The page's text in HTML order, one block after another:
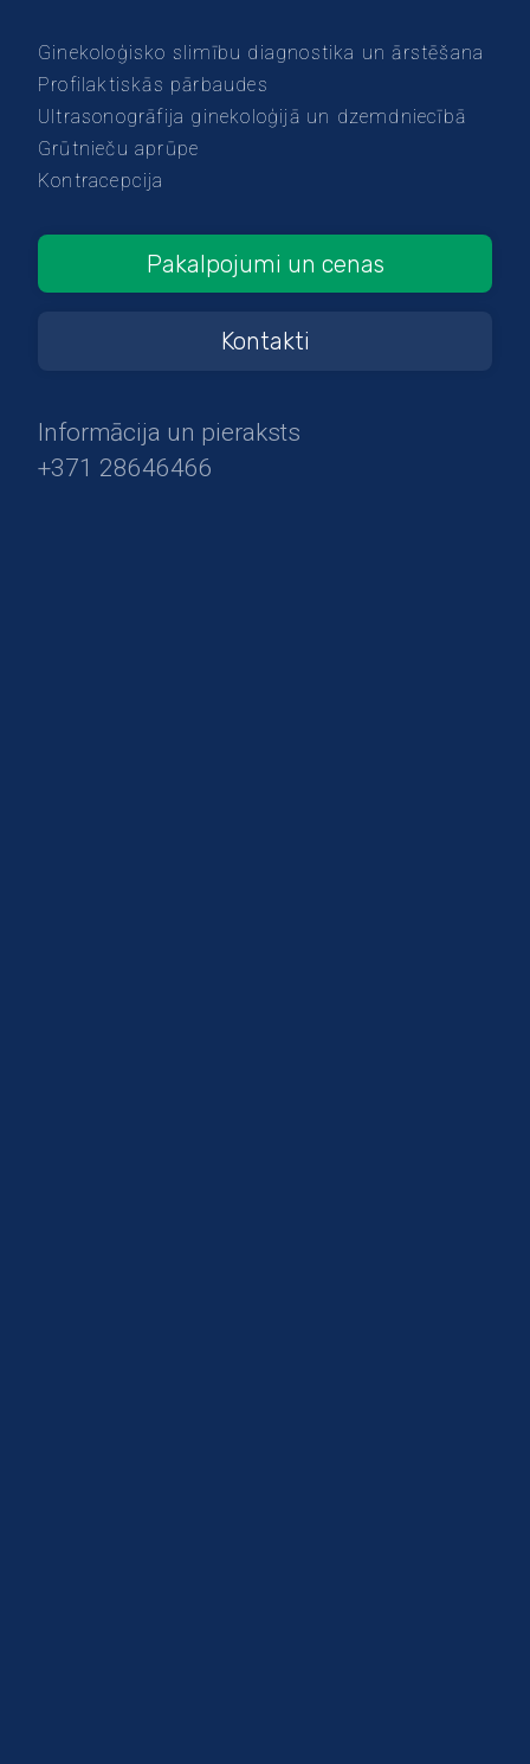
Ginekoloģisko slimību diagnostika un ārstēšana
Profilaktiskās pārbaudes
Ultrasonogrāfija ginekoloģijā un dzemdniecībā
Grūtnieču aprūpe
Kontracepcija
Pakalpojumi un cenas
Kontakti
Informācija un pieraksts
+371 28646466